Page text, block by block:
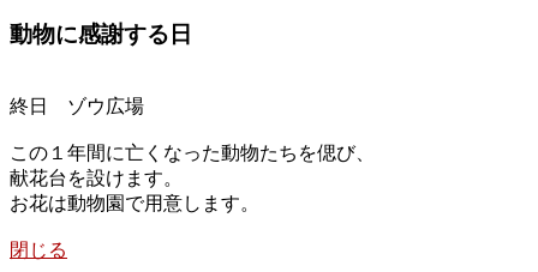
動物に感謝する日
終日 ゾウ広場
この１年間に亡くなった動物たちを偲び、
献花台を設けます。
お花は動物園で用意します。
閉じる